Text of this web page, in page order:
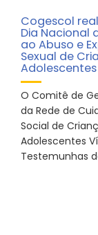
Cogescol
Dia Nacional
ao Abuso e
Sexual de
Adolescentes
O Comitê de
da Rede de
Social de
Adolescentes
Testemunhas